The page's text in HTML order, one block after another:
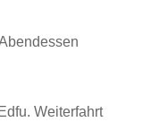
Weiterfahrt